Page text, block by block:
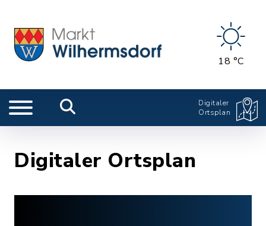
18 °C
Digitaler
Ortsplan
Digitaler Ortsplan